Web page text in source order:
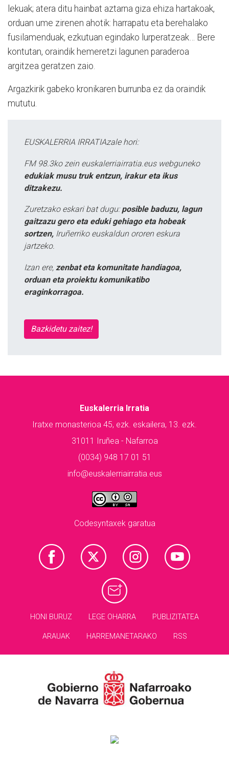
lekuak; atera ditu hainbat aztarna giza ehiza hartakoak,
orduan ume zirenen ahotik: harrapatu eta berehalako
fusilamenduak, ezkutuan egindako lurperatzeak… Bere
kontutan, oraindik hemeretzi lagunen paraderoa
argitzea geratzen zaio.
Argazkirik gabeko kronikaren burrunba ez da oraindik
mututu.
EUSKALERRIA IRRATIAzale hori:
FM 98.3ko zein euskalerriairratia.eus webguneko
edukiak musu truk entzun, irakur eta ikus
ditzakezu.
Zuretzako eskari bat dugu: posible baduzu, lagun
gaitzazu gero eta eduki gehiago eta hobeak
sortzen, Iruñerriko euskaldun ororen eskura
jartzeko.
Izan ere, zenbat eta komunitate handiagoa,
orduan eta proiektu komunikatibo
eraginkorragoa.
Bazkidetu zaitez!
Euskalerria Irratia
Iratxe monasterioa 45, ezk. eskailera, 13. ezk.
31011 Iruñea - Nafarroa
(0034) 948 17 01 51
info@euskalerriairratia.eus
Codesyntaxek garatua
HONI BURUZ LEGE OHARRA PUBLIZITATEA
ARAUAK HARREMANETARAKO RSS